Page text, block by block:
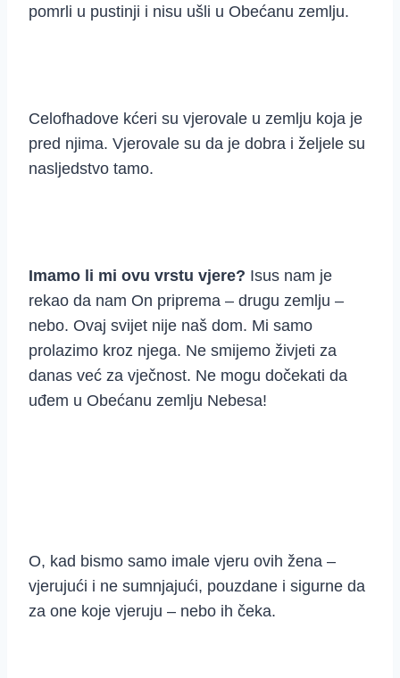
pomrli u pustinji i nisu ušli u Obećanu zemlju.
Celofhadove kćeri su vjerovale u zemlju koja je
pred njima. Vjerovale su da je dobra i željele su
nasljedstvo tamo.
Imamo li mi ovu vrstu vjere? Isus nam je
rekao da nam On priprema – drugu zemlju –
nebo. Ovaj svijet nije naš dom. Mi samo
prolazimo kroz njega. Ne smijemo živjeti za
danas već za vječnost. Ne mogu dočekati da
uđem u Obećanu zemlju Nebesa!
O, kad bismo samo imale vjeru ovih žena –
vjerujući i ne sumnjajući, pouzdane i sigurne da
za one koje vjeruju – nebo ih čeka.